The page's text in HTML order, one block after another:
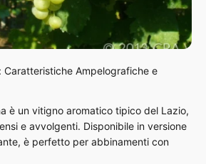
Caratteristiche Ampelografiche e
è un vitigno aromatico tipico del Lazio,
e avvolgenti. Disponibile in versione
è perfetto per abbinamenti con